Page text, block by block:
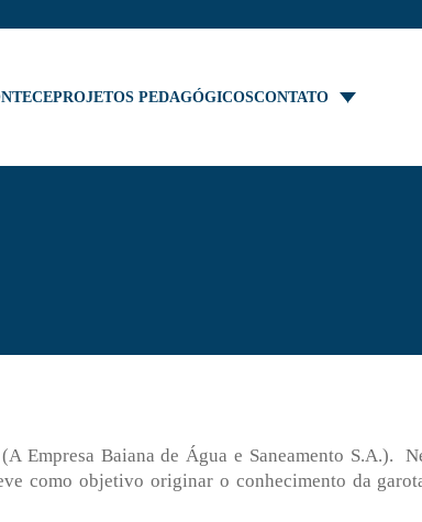
PROJETOS PEDAGÓGICOSCONTATO
Empresa Baiana de Água e Saneamento S.A.).
como objetivo originar o conhecimento da